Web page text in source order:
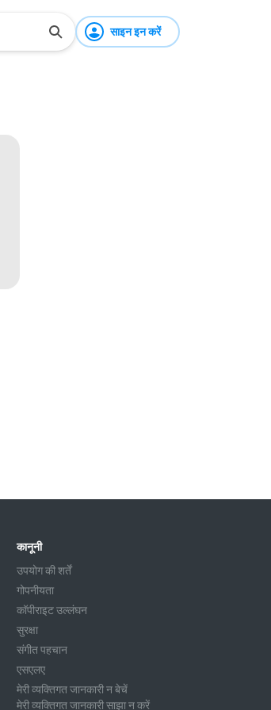
साइन इन करें
कानूनी
उपयोग की शर्तें
गोपनीयता
कॉपीराइट उल्लंघन
सुरक्षा
संगीत पहचान
एसएलए
मेरी व्यक्तिगत जानकारी न बेचें
मेरी व्यक्तिगत जानकारी साझा न करें